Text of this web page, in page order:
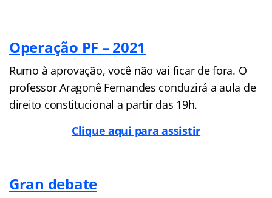
Operação PF – 2021
Rumo à aprovação, você não vai ficar de fora. O
professor Aragonê Fernandes conduzirá a aula de
direito constitucional a partir das 19h.
Clique aqui para assistir
Gran debate